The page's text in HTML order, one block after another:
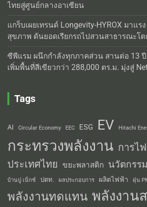
ไทยสู่ศูนย์กลางอาเซียน
แกร็บเผยเทรนด์ Longevity-HYROX มาแร
สุขภาพ ดันยอดเรียกรถไปสวนสาธารณะโต
ซีพีแรม ผนึกกำลังทุกภาคส่วน สานต่อ 13
เพิ่มพื้นที่สีเขียวกว่า 288,000 ตร.ม. มุ่งสู่
Tags
AI Circular Economy EEC ESG EV Hitachi
กระทรวงพลังงาน การไ
ประเทศไทย
ขยะพลาสติก นวัตกรรม
บ้านปู เน็กซ์ ปตท. ผลประกอบการ ผลิตไฟฟ้า ฝุ่น
พลังงานทดแทน พลังงาน